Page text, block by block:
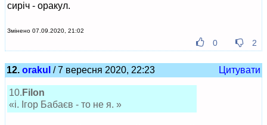
сиріч - оракул.
Змінено 07.09.2020, 21:02
0 2
12. orakul / 7 вересня 2020, 22:23 Цитувати
10. Filon
«і. Ігор Бабаєв - то не я. »